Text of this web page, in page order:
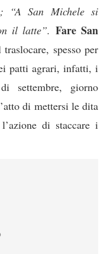
“A San Michele si
il latte”. Fare San
spesso per
patti agrari, infatti, i
settembre, giorno
di mettersi le dita
di staccare i